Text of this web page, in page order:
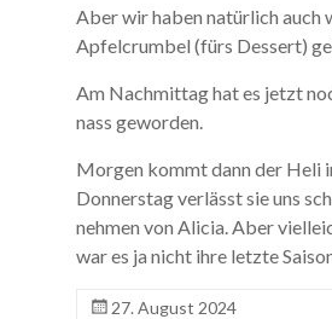
Aber wir haben natürlich auch
Apfelcrumbel (fürs Dessert)
Am Nachmittag hat es jetzt
nass geworden.
Morgen kommt dann der Heli
Donnerstag verlässt sie uns
nehmen von Alicia. Aber
war es ja nicht ihre letzte
27. August 2024